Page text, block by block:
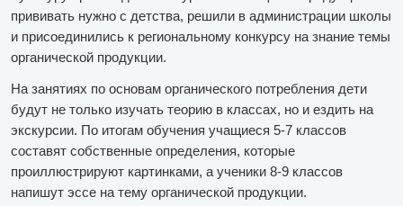
прививать нужно с детства, решили в администрации школы
и присоединились к региональному конкурсу на знание темы
органической продукции.
На занятиях по основам органического потребления дети
будут не только изучать теорию в классах, но и ездить на
экскурсии. По итогам обучения учащиеся 5-7 классов
составят собственные определения, которые
проиллюстрируют картинками, а ученики 8-9 классов
напишут эссе на тему органической продукции.